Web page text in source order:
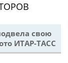
свою
ИТАР-ТАСС